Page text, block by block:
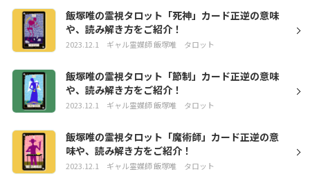
飯塚唯の霊視タロット「死神」カード正逆の意味
や、読み解き方をご紹介！
2023.12.1 ギャル霊媒師 飯塚唯 タロット
飯塚唯の霊視タロット「節制」カード正逆の意味
や、読み解き方をご紹介！
2023.12.1 ギャル霊媒師 飯塚唯 タロット
飯塚唯の霊視タロット「魔術師」カード正逆の意
味や、読み解き方をご紹介！
2023.12.1 ギャル霊媒師 飯塚唯 タロット